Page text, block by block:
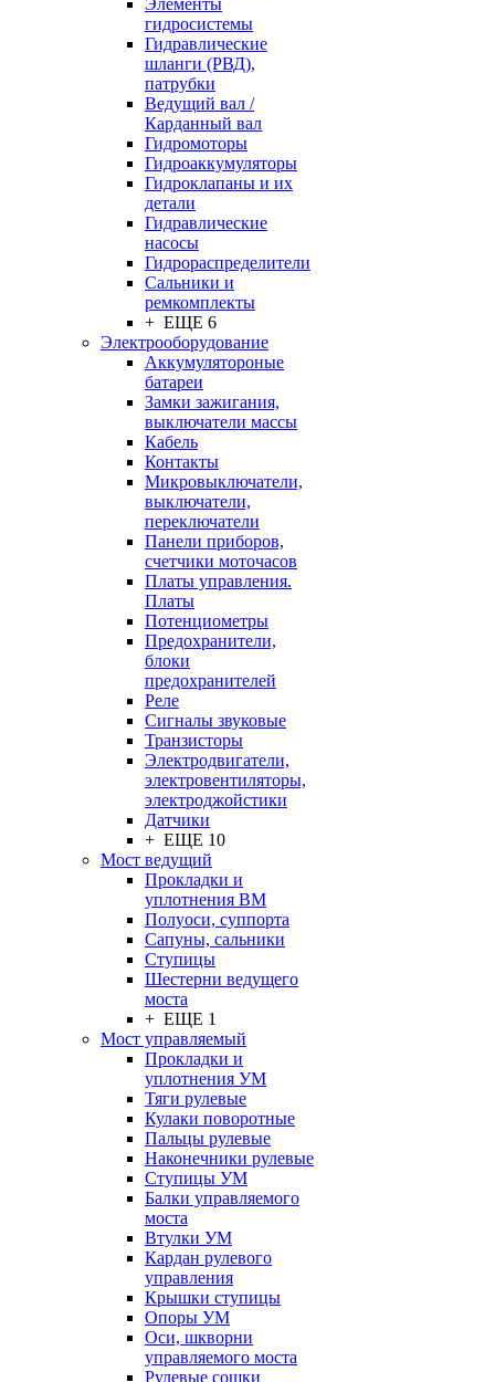
Элементы
гидросистемы
Гидравлические
шланги (РВД),
патрубки
Ведущий вал /
Карданный вал
Гидромоторы
Гидроаккумуляторы
Гидроклапаны и их
детали
Гидравлические
насосы
Гидрораспределители
Сальники и
ремкомплекты
+ ЕЩЕ 6
Электрооборудование
Аккумулятороные
батареи
Замки зажигания,
выключатели массы
Кабель
Контакты
Микровыключатели,
выключатели,
переключатели
Панели приборов,
счетчики моточасов
Платы управления.
Платы
Потенциометры
Предохранители,
блоки
предохранителей
Реле
Сигналы звуковые
Транзисторы
Электродвигатели,
электровентиляторы,
электроджойстики
Датчики
+ ЕЩЕ 10
Мост ведущий
Прокладки и
уплотнения ВМ
Полуоси, суппорта
Сапуны, сальники
Ступицы
Шестерни ведущего
моста
+ ЕЩЕ 1
Мост управляемый
Прокладки и
уплотнения УМ
Тяги рулевые
Кулаки поворотные
Пальцы рулевые
Наконечники рулевые
Ступицы УМ
Балки управляемого
моста
Втулки УМ
Кардан рулевого
управления
Крышки ступицы
Опоры УМ
Оси, шкворни
управляемого моста
Рулевые сошки